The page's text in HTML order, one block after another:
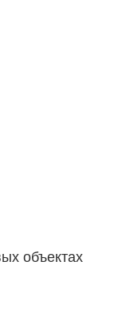
объектах